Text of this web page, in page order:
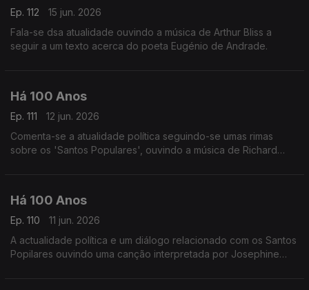
Ep. 112
15 jun. 2026
Fala-se dsa atualidade ouvindo a música de Arthur Bliss a
seguir a um texto acerca do poeta Eugénio de Andrade.
Há 100 Anos
Ep. 111
12 jun. 2026
Comenta-se a atualidade política seguindo-se umas rimas
sobre os 'Santos Populares', ouvindo a música de Richard
Há 100 Anos
Ep. 110
11 jun. 2026
A actualidade política e um diálogo relacionado com os Santos
Popilares ouvindo uma canção interpretada por Josephine